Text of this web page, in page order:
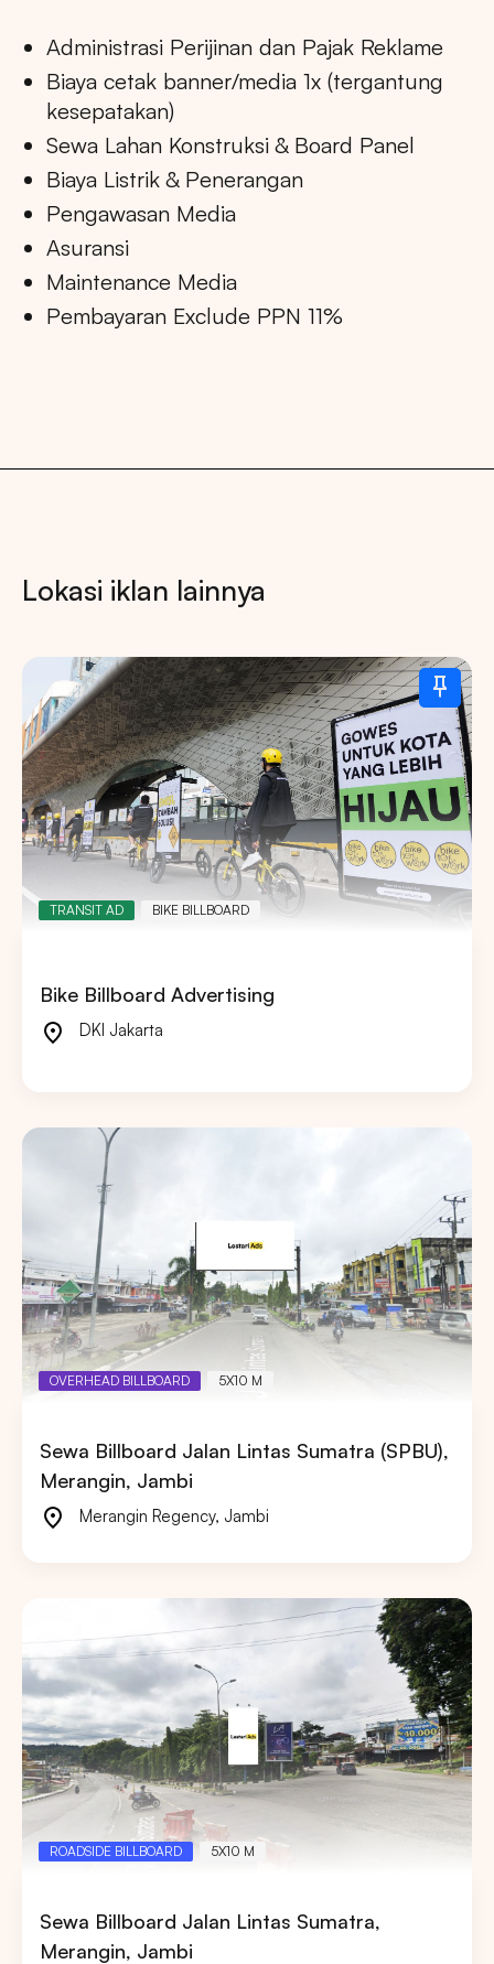
Administrasi Perijinan dan Pajak Reklame
Biaya cetak banner/media 1x (tergantung
kesepatakan)
Sewa Lahan Konstruksi & Board Panel
Biaya Listrik & Penerangan
Pengawasan Media
Asuransi
Maintenance Media
Pembayaran Exclude PPN 11%
Lokasi iklan lainnya
TRANSIT AD BIKE BILLBOARD
Bike Billboard Advertising
DKI Jakarta
OVERHEAD BILLBOARD 5X10 M
Sewa Billboard Jalan Lintas Sumatra (SPBU),
Merangin, Jambi
Merangin Regency, Jambi
ROADSIDE BILLBOARD 5X10 M
Sewa Billboard Jalan Lintas Sumatra,
Merangin, Jambi